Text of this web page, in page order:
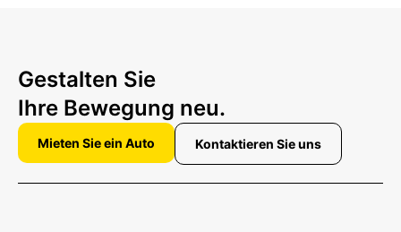
Gestalten Sie
Ihre Bewegung neu.
Mieten Sie ein Auto Kontaktieren Sie uns